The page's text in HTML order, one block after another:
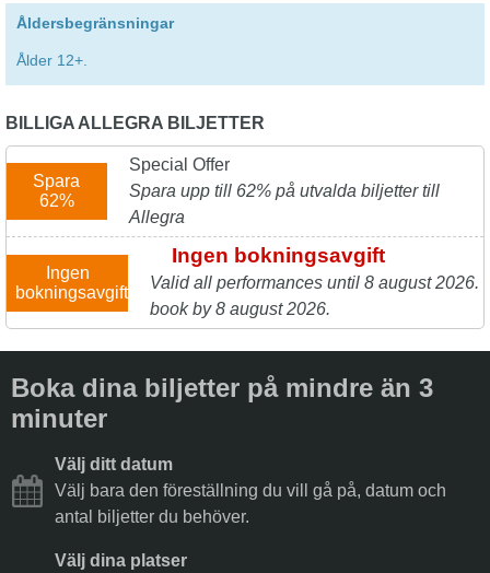
Åldersbegränsningar
Ålder 12+.
BILLIGA ALLEGRA BILJETTER
Spara
62%
Special Offer
Spara upp till 62% på utvalda biljetter till
Allegra
Ingen
bokningsavgift
Ingen bokningsavgift
Valid all performances until 8 august 2026.
book by 8 august 2026.
Boka dina biljetter på mindre än 3
minuter
Välj ditt datum
Välj bara den föreställning du vill gå på, datum och
antal biljetter du behöver.
Välj dina platser